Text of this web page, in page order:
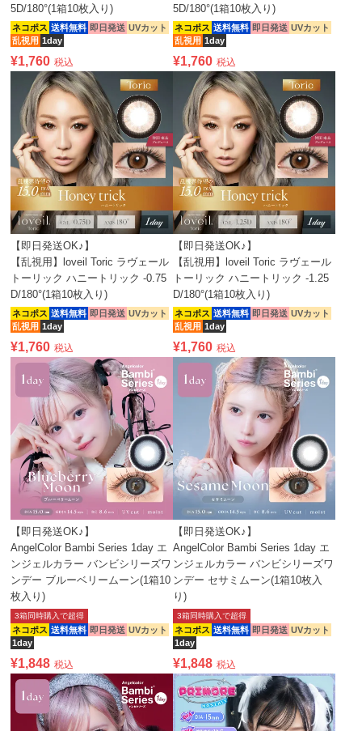
5D/180°(1箱10枚入り)
ネコポス 送料無料 即日発送 UVカット
乱視用 1day
¥1,760 税込
5D/180°(1箱10枚入り)
ネコポス 送料無料 即日発送 UVカット
乱視用 1day
¥1,760 税込
【即日発送OK♪】
【乱視用】loveil Toric ラヴェール
トーリック ハニートリック -0.75
D/180°(1箱10枚入り)
ネコポス 送料無料 即日発送 UVカット
乱視用 1day
¥1,760 税込
【即日発送OK♪】
【乱視用】loveil Toric ラヴェール
トーリック ハニートリック -1.25
D/180°(1箱10枚入り)
ネコポス 送料無料 即日発送 UVカット
乱視用 1day
¥1,760 税込
【即日発送OK♪】
AngelColor Bambi Series 1day エ
ンジェルカラー バンビシリーズワ
ンデー ブルーベリームーン(1箱10
枚入り)
ネコポス 送料無料 即日発送 UVカット
1day
3箱同時購入で超得
¥1,848 税込
【即日発送OK♪】
AngelColor Bambi Series 1day エ
ンジェルカラー バンビシリーズワ
ンデー セサミムーン(1箱10枚入
り)
ネコポス 送料無料 即日発送 UVカット
1day
3箱同時購入で超得
¥1,848 税込